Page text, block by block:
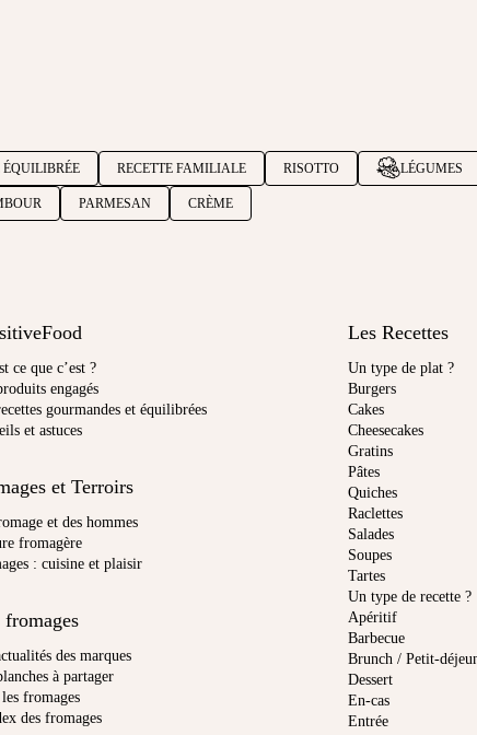
ÉQUILIBRÉE RECETTE FAMILIALE RISOTTO LÉGUMES
PARMESAN CRÈME
ce que c’est ?
engagés
gourmandes et équilibrées
et astuces
et Terroirs
et des hommes
fromagère
: cuisine et plaisir
fromages
des marques
à partager
fromages
des fromages
Les Recettes
Un type de plat ?
Burgers
Cakes
Cheesecakes
Gratins
Pâtes
Quiches
Raclettes
Salades
Soupes
Tartes
Un type de recette ?
Apéritif
Barbecue
Brunch / Petit-
Dessert
En-cas
Entrée